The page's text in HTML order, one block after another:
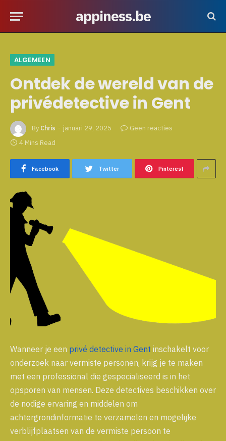
appiness.be
ALGEMEEN
Ontdek de wereld van de
privédetective in Gent
By Chris januari 29, 2025
Geen reacties
4 Mins Read
Facebook Twitter Pinterest
Wanneer je een privé detective in Gent inschakelt voor
onderzoek naar vermiste personen, krijg je te maken
met een professional die gespecialiseerd is in het
opsporen van mensen. Deze detectives beschikken over
de nodige ervaring en middelen om
achtergrondinformatie te verzamelen en mogelijke
verblijfplaatsen van de vermiste persoon te